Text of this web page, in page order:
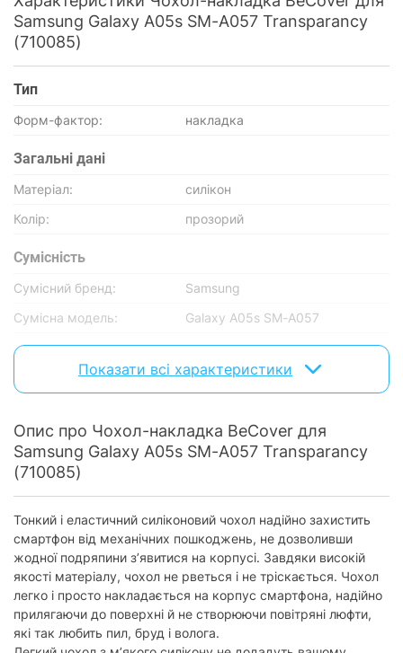
Samsung Galaxy A05s SM-A057 Transparancy
(710085)
Тип
Форм-фактор: накладка
Загальні дані
Матеріал:
силікон
Колір:
прозорий
Сумісність
Сумісний бренд:
Samsung
Сумісна модель:
Galaxy A05s SM-A057
Характеристики та комплектація товару можуть змінюватися
виробником без повідомлення.
Показати всі характеристики
Опис про Чохол-накладка BeCover для
Samsung Galaxy A05s SM-A057 Transparancy
(710085)
Тонкий і еластичний силіконовий чохол надійно захистить
смартфон від механічних пошкоджень, не дозволивши
жодної подряпини з’явитися на корпусі. Завдяки високій
якості матеріалу, чохол не рветься і не тріскається. Чохол
легко і просто накладається на корпус смартфона, надійно
прилягаючи до поверхні й не створюючи повітряні люфти,
які так любить пил, бруд і волога.